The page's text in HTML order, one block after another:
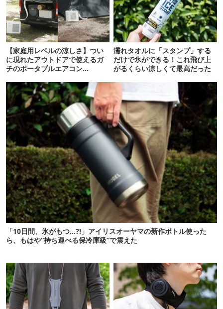
【家庭用レベルの涼しさ】つい
に現れたアウトドアで使えるガ
チのポータブルエアコン
濡れタオルに「スタンプ」する
だけで氷ができる！これ飛び上
がるくらい涼しくて最高だった
「10日間、氷がもつ…?!」アイリスオーヤマの新作ボトル使った
ら、もはや“持ち運べる保冷庫級”で震えた